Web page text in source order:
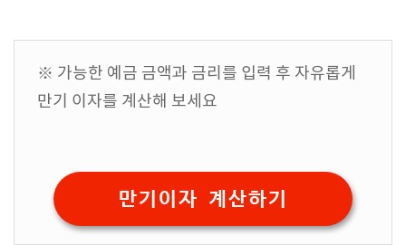
※ 가능한 예금 금액과 금리를 입력 후 자유롭게
만기 이자를 계산해 보세요
만기이자 계산하기